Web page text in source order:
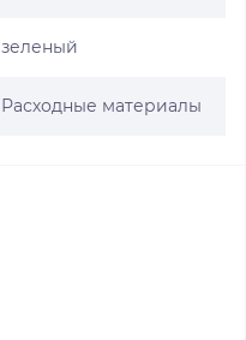
зеленый
Расходные материалы